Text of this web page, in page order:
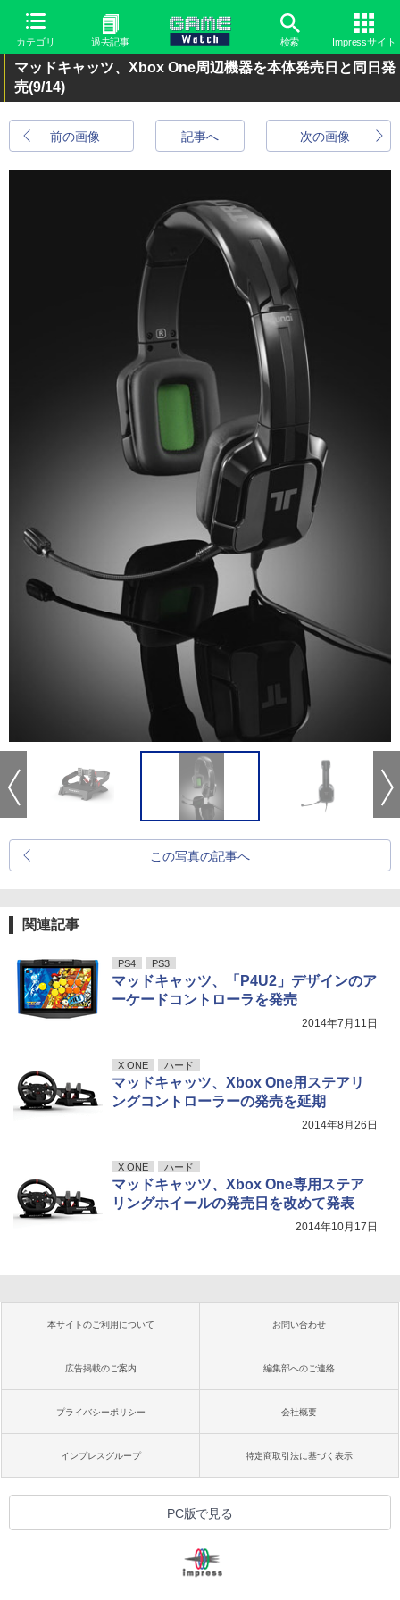
カテゴリ 過去記事 検索 Impressサイト
マッドキャッツ、Xbox One周辺機器を本体発売日と同日発
売(9/14)
前の画像 次の画像
記事へ
この写真の記事へ
関連記事
PS4 PS3
マッドキャッツ、「P4U2」デザインのア
ーケードコントローラを発売
2014年7月11日
X ONE ハード
マッドキャッツ、Xbox One用ステアリ
ングコントローラーの発売を延期
2014年8月26日
X ONE ハード
マッドキャッツ、Xbox One専用ステア
リングホイールの発売日を改めて発表
2014年10月17日
本サイトのご利用について お問い合わせ
広告掲載のご案内 編集部へのご連絡
プライバシーポリシー 会社概要
インプレスグループ 特定商取引法に基づく表示
PC版で見る